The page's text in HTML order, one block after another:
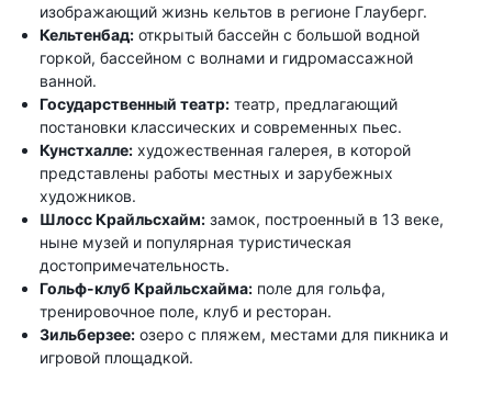
изображающий жизнь кельтов в регионе Глауберг.
Кельтенбад: открытый бассейн с большой водной
горкой, бассейном с волнами и гидромассажной
ванной.
Государственный театр: театр, предлагающий
постановки классических и современных пьес.
Кунстхалле: художественная галерея, в которой
представлены работы местных и зарубежных
художников.
Шлосс Крайльсхайм: замок, построенный в 13 веке,
ныне музей и популярная туристическая
достопримечательность.
Гольф-клуб Крайльсхайма: поле для гольфа,
тренировочное поле, клуб и ресторан.
Зильберзее: озеро с пляжем, местами для пикника и
игровой площадкой.